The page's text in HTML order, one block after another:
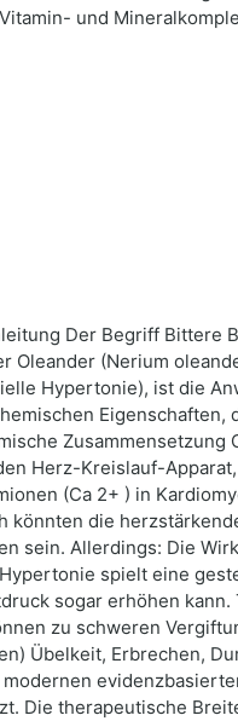
und
Der Begriff Bittere
Oleander (Nerium
Hypertonie), ist die
Eigenschaften,
Zusammensetzung
Herz-Kreislauf-
(Ca 2+ ) in
könnten die
sein. Allerdings: Die
spielt eine
sogar erhöhen kann.
zu schweren
Übelkeit, Erbrechen,
Die therapeutische